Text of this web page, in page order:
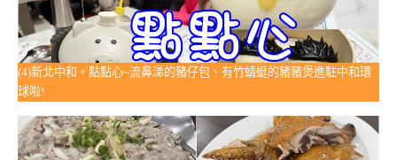
(4)新北中和。點點心~流鼻涕的豬仔包、有竹蜻蜓的豬豬煲進駐中和環
球啦!